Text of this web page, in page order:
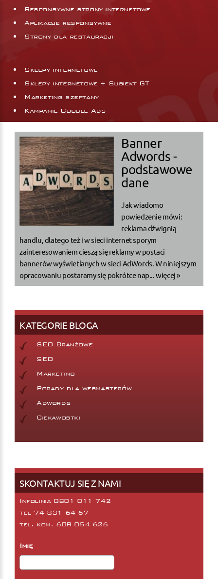
Responsywne strony internetowe
Aplikacje responsywne
Strony dla restauracji
Sklepy internetowe
Sklepy internetowe + Subiekt GT
Marketing szeptany
Kampanie Google Ads
Banner
Adwords -
podstawowe
dane
Jak wiadomo
powiedzenie mówi:
reklama dźwignią
handlu, dlatego też i w sieci internet sporym
zainteresowaniem cieszą się reklamy w postaci
bannerów wyświetlanych w sieci AdWords. W niniejszym
opracowaniu postaramy się pokrótce nap...więcej »
KATEGORIE BLOGA
SEO Branżowe
SEO
Marketing
Porady dla webmasterów
Adwords
Ciekawostki
SKONTAKTUJ SIĘ Z NAMI
Infolinia 0801 011 742
tel 74 831 64 67
tel. kom. 608 054 626
Imię